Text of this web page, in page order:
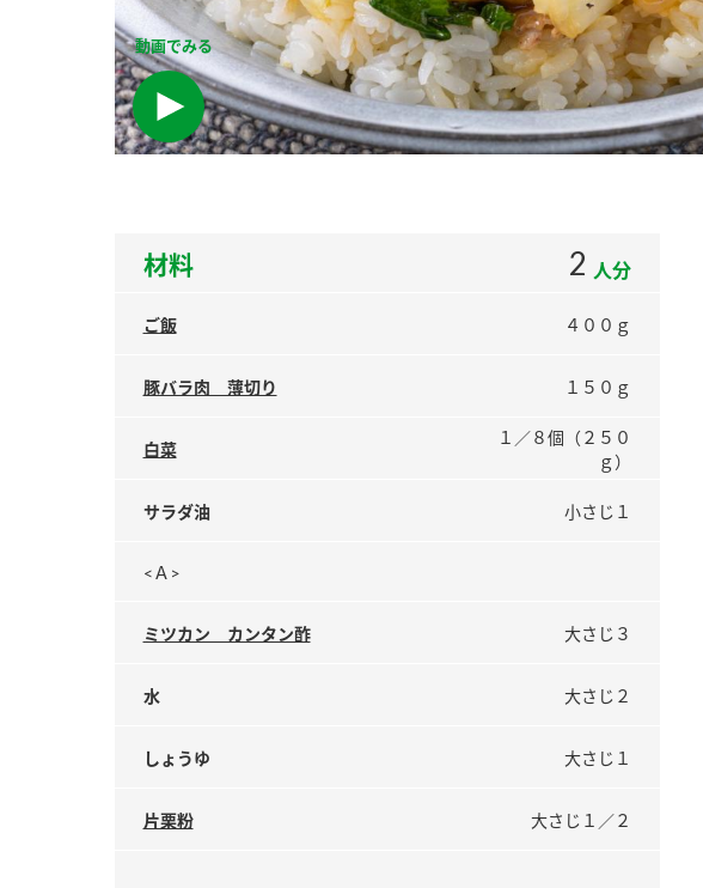
動画でみる
材料 2 人分
ご飯 ４００ｇ
豚バラ肉 薄切り １５０ｇ
白菜
１／８個（２５０
ｇ）
サラダ油 小さじ１
<Ａ>
ミツカン カンタン酢 大さじ３
水 大さじ２
しょうゆ 大さじ１
片栗粉 大さじ１／２